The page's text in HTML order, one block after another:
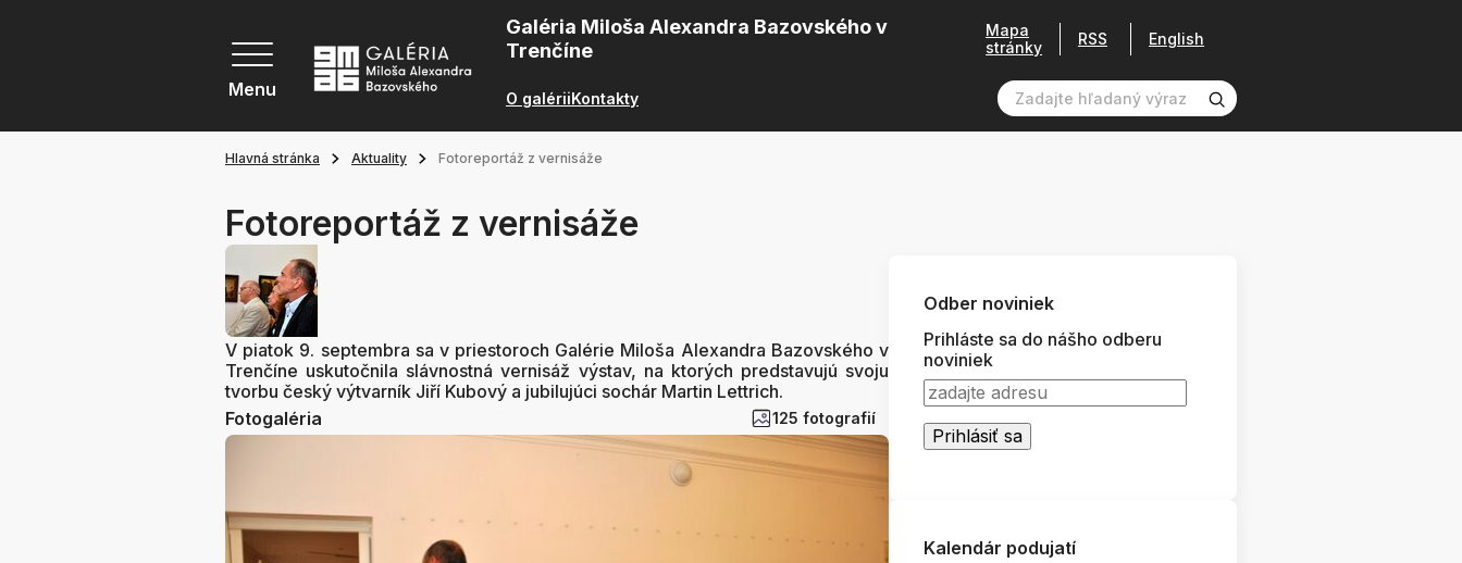
Menu
Galéria Miloša Alexandra Bazovského v
Trenčíne
O galériiKontakty
Mapa
stránky
RSS English
Hlavná stránka Aktuality Fotoreportáž z vernisáže
Fotoreportáž z vernisáže
V piatok 9. septembra sa v priestoroch Galérie Miloša Alexandra Bazovského v
Trenčíne uskutočnila slávnostná vernisáž výstav, na ktorých predstavujú svoju
tvorbu český výtvarník Jiří Kubový a jubilujúci sochár Martin Lettrich.
Fotogaléria
125 fotografií
Odber noviniek
Prihláste sa do nášho odberu
noviniek
Kalendár podujatí